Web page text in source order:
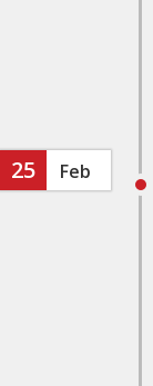
25 Feb